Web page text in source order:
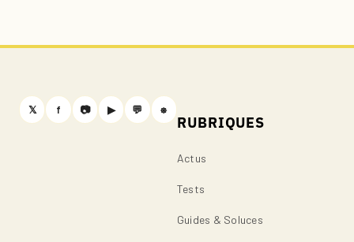
𝕏 f 📷 ▶ 💬 ⎈
RUBRIQUES
Actus
Tests
Guides & Soluces